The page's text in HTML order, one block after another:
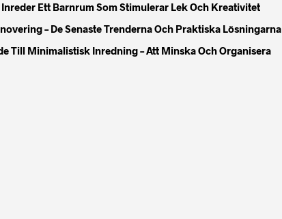
Inreder Ett Barnrum Som Stimulerar Lek Och Kreativitet
– De Senaste Trenderna Och Praktiska Lösningarna
Till Minimalistisk Inredning – Att Minska Och Organisera